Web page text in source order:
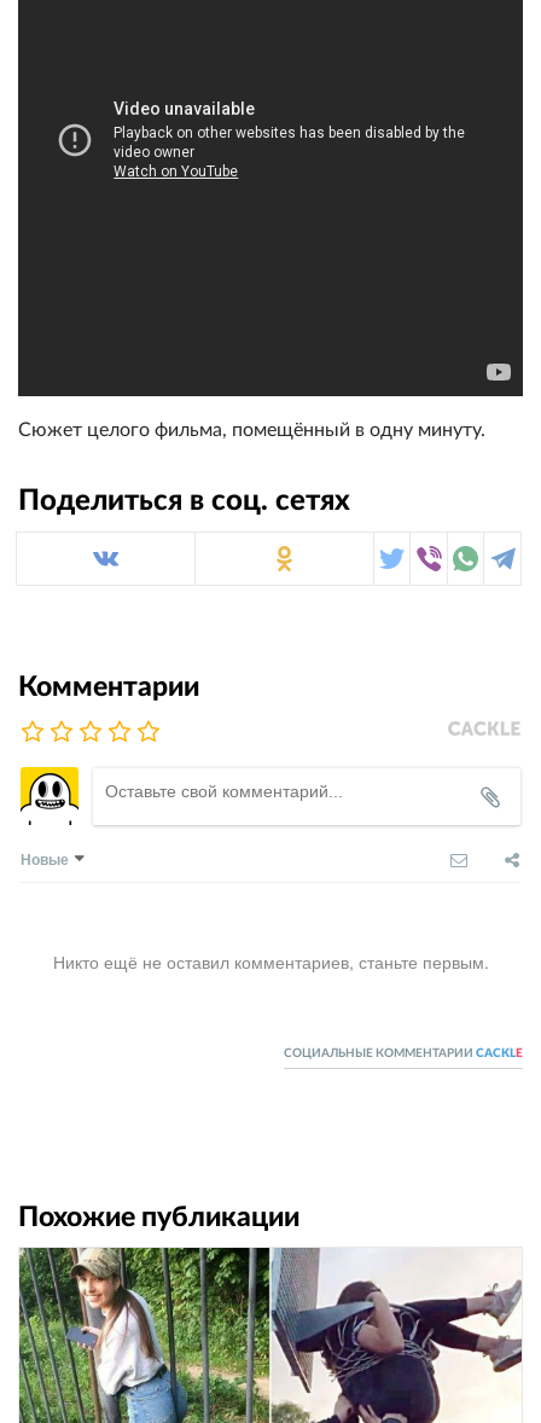
Сюжет целого фильма, помещённый в одну минуту.
Поделиться в соц. сетях
Комментарии
Новые
Никто ещё не оставил комментариев, станьте первым.
СОЦИАЛЬНЫЕ КОММЕНТАРИИ CACKL E
Похожие публикации